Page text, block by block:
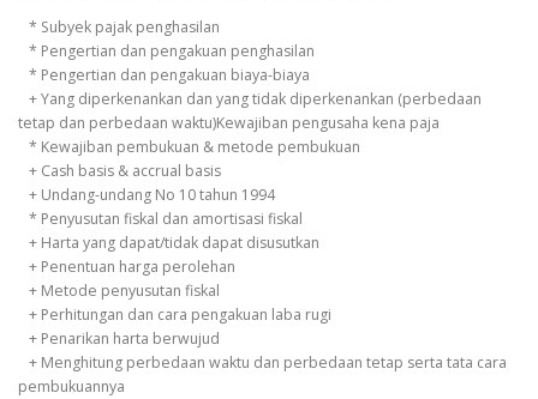
* Subyek pajak penghasilan
* Pengertian dan pengakuan penghasilan
* Pengertian dan pengakuan biaya-biaya
+ Yang diperkenankan dan yang tidak diperkenankan (perbedaan
tetap dan perbedaan waktu)Kewajiban pengusaha kena paja
* Kewajiban pembukuan & metode pembukuan
+ Cash basis & accrual basis
+ Undang-undang No 10 tahun 1994
* Penyusutan fiskal dan amortisasi fiskal
+ Harta yang dapat/tidak dapat disusutkan
+ Penentuan harga perolehan
+ Metode penyusutan fiskal
+ Perhitungan dan cara pengakuan laba rugi
+ Penarikan harta berwujud
+ Menghitung perbedaan waktu dan perbedaan tetap serta tata cara
pembukuannya